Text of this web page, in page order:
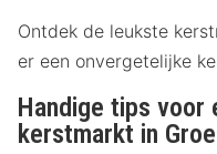
Ontdek de leukste
er een onvergetelijke
Handige tips voor
kerstmarkt in